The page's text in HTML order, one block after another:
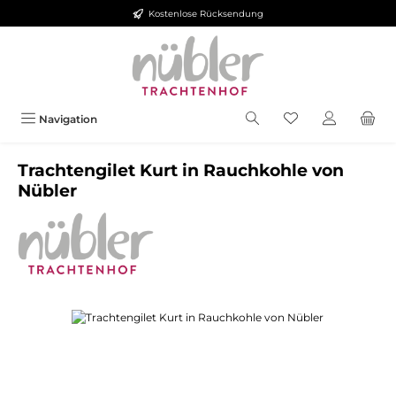
Zum Hauptinhalt springen Kostenlose Rücksendung
Navigation
Trachtengilet Kurt in Rauchkohle von
Nübler
Bildergalerie überspringen